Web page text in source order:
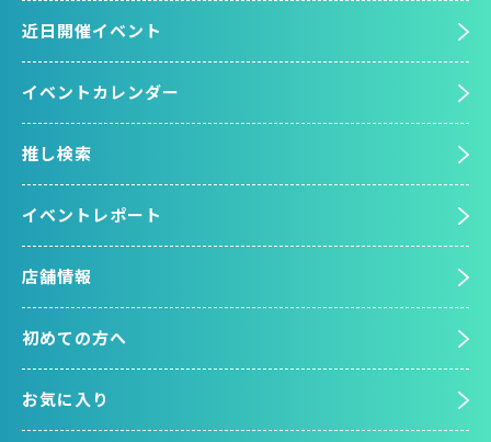
近日開催イベント
イベントカレンダー
推し検索
イベントレポート
店舗情報
初めての方へ
お気に入り